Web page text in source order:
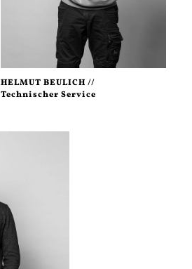
HELMUT BEULICH //
Technischer Service